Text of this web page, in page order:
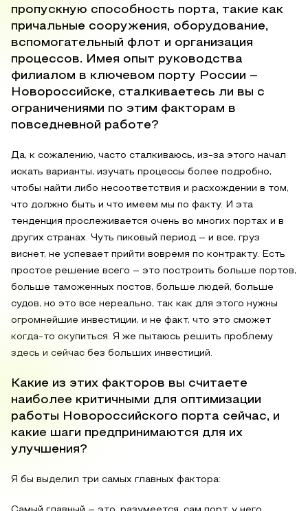
пропускную способность порта, такие как
причальные сооружения, оборудование,
вспомогательный флот и организация
процессов. Имея опыт руководства
филиалом в ключевом порту России –
Новороссийске, сталкиваетесь ли вы с
ограничениями по этим факторам в
повседневной работе?
Да, к сожалению, часто сталкиваюсь, из-за этого начал
искать варианты, изучать процессы более подробно,
чтобы найти либо несоответствия и расхождении в том,
что должно быть и что имеем мы по факту. И эта
тенденция прослеживается очень во многих портах и в
других странах. Чуть пиковый период – и все, груз
виснет, не успевает прийти вовремя по контракту. Есть
простое решение всего – это построить больше портов,
больше таможенных постов, больше людей, больше
судов, но это все нереально, так как для этого нужны
огромнейшие инвестиции, и не факт, что это сможет
когда-то окупиться. Я же пытаюсь решить проблему
здесь и сейчас без больших инвестиций.
Какие из этих факторов вы считаете
наиболее критичными для оптимизации
работы Новороссийского порта сейчас, и
какие шаги предпринимаются для их
улучшения?
Я бы выделил три самых главных фактора: